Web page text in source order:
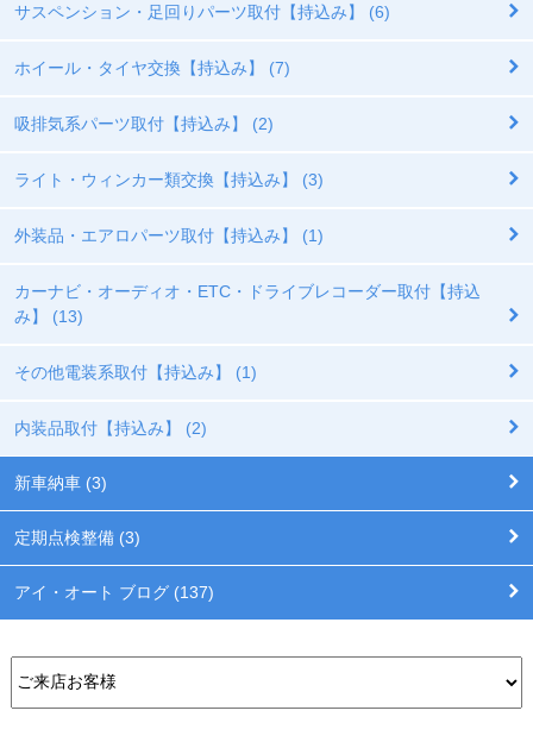
サスペンション・足回りパーツ取付【持込み】 (6)
ホイール・タイヤ交換【持込み】 (7)
吸排気系パーツ取付【持込み】 (2)
ライト・ウィンカー類交換【持込み】 (3)
外装品・エアロパーツ取付【持込み】 (1)
カーナビ・オーディオ・ETC・ドライブレコーダー取付【持込
み】 (13)
その他電装系取付【持込み】 (1)
内装品取付【持込み】 (2)
新車納車 (3)
定期点検整備 (3)
アイ・オート ブログ (137)